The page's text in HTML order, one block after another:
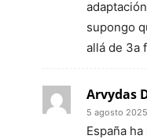
supongo
allá de 3a
Arvydas
5 agosto
España